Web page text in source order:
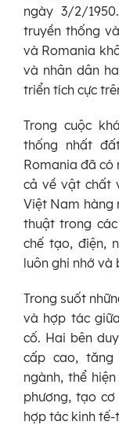
ngày 3/2/
truyền thống
và Romania
và nhân dân
triển tích cực
Trong cuộc
thống nhất
Romania đã có
cả về vật chất
Việt Nam hàng
thuật trong
chế tạo, điện,
luôn ghi nhớ và
Trong suốt
và hợp tác
cố. Hai bên
cấp cao,
ngành, thể
phương, tạo
hợp tác kinh